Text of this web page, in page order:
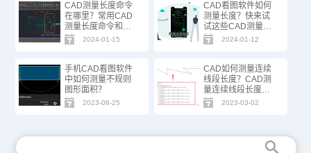
CAD测量长度命令
在哪里？常用CAD
测量长度命令和快
捷键分享2024-01-15
CAD看图软件如何
测量长度？快来试
试这些CAD测量工
具！
2024-01-12
手机CAD看图软件
中如何测量不规则
图形面积？
2023-08-25
CAD如何测量连续
线段长度？CAD测
量连续线段长度步
骤
2023-03-02